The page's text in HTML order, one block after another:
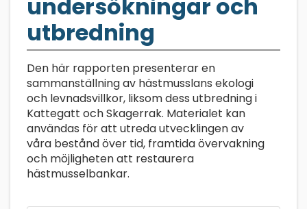
undersökningar och
utbredning
Den här rapporten presenterar en
sammanställning av hästmusslans ekologi
och levnadsvillkor, liksom dess utbredning i
Kattegatt och Skagerrak. Materialet kan
användas för att utreda utvecklingen av
våra bestånd över tid, framtida övervakning
och möjligheten att restaurera
hästmusselbankar.